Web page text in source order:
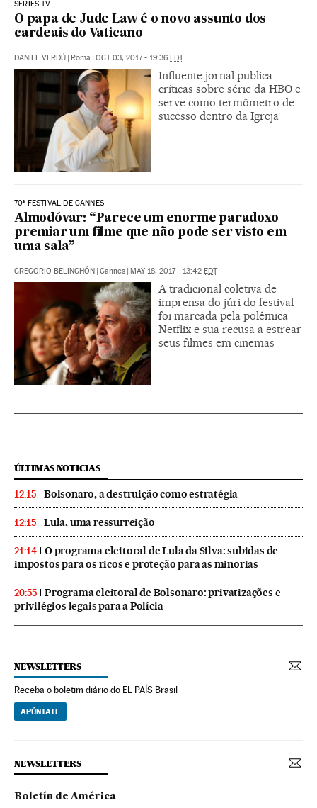
SÉRIES TV
O papa de Jude Law é o novo assunto dos
cardeais do Vaticano
DANIEL VERDÚ Roma OCT 03, 2017 - 19:36 EDT
Influente jornal publica
críticas sobre série da HBO e
serve como termômetro de
sucesso dentro da Igreja
70ª FESTIVAL DE CANNES
Almodóvar: “Parece um enorme paradoxo
premiar um filme que não pode ser visto em
uma sala”
GREGORIO BELINCHÓN | Cannes | MAY 18, 2017 - 13:42 EDT
A tradicional coletiva de
imprensa do júri do festival
foi marcada pela polêmica
Netflix e sua recusa a estrear
seus filmes em cinemas
ÚLTIMAS NOTICIAS
12:15 Bolsonaro, a destruição como estratégia
12:15 Lula, uma ressurreição
21:14
O programa eleitoral de Lula da Silva: subidas de
impostos para os ricos e proteção para as minorias
20:55
Programa eleitoral de Bolsonaro: privatizações e
privilégios legais para a Polícia
NEWSLETTERS
Receba o boletim diário do EL PAÍS Brasil
APÚNTATE
NEWSLETTERS
Boletín de América